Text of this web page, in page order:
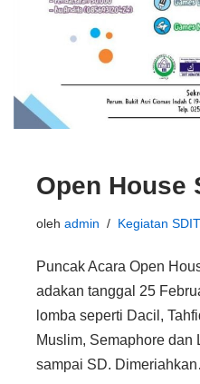
Open House
oleh admin Kegiatan
Puncak Acara Open
adakan tanggal 25
lomba seperti Dacil,
Muslim, Semaphore dan
sampai SD.